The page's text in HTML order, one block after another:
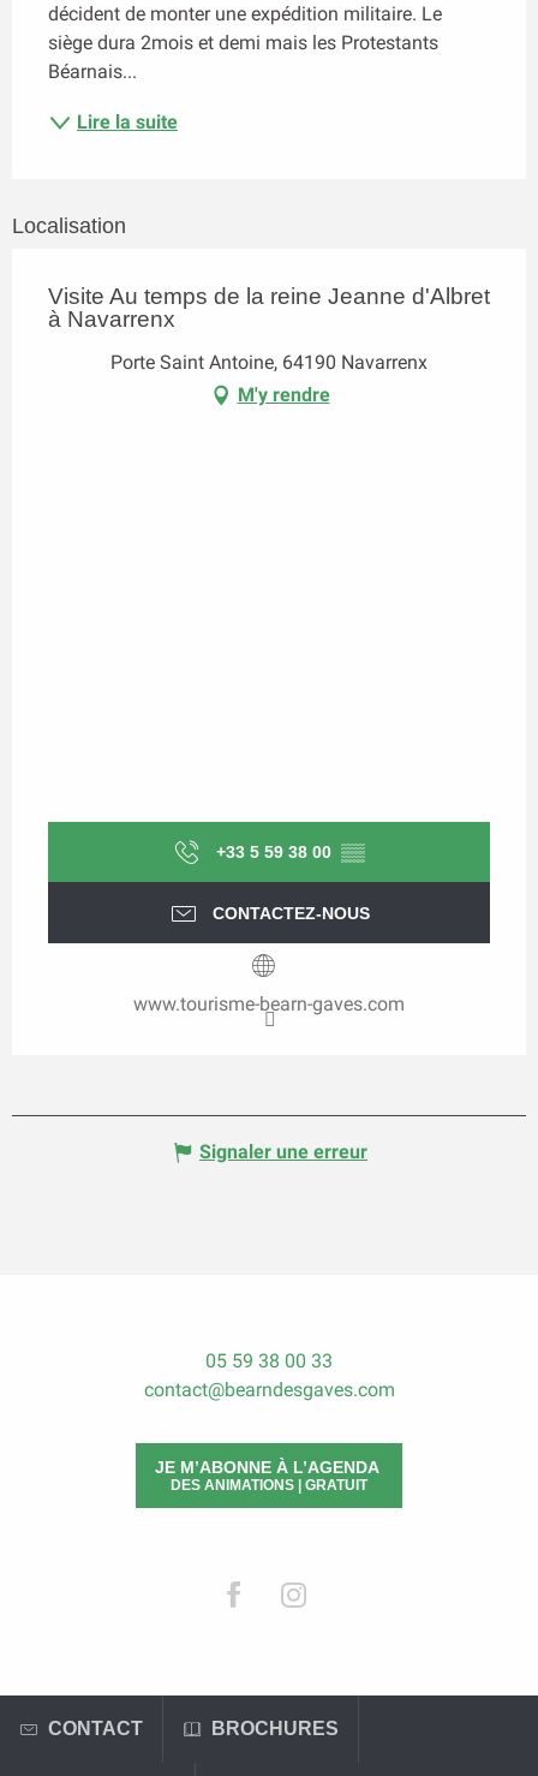
décident de monter une expédition militaire. Le
siège dura 2mois et demi mais les Protestants
Béarnais...
Lire la suite
Localisation
Visite Au temps de la reine Jeanne d'Albret
à Navarrenx
Porte Saint Antoine, 64190 Navarrenx
M'y rendre
+33 5 59 38 00 ▒▒
CONTACTEZ-NOUS
www.tourisme-bearn-gaves.com
Signaler une erreur
05 59 38 00 33
contact@bearndesgaves.com
JE M’ABONNE À L’AGENDA
DES ANIMATIONS | GRATUIT
CONTACT BROCHURES